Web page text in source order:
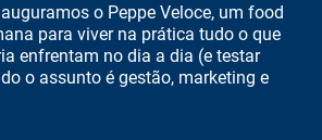
o Peppe Veloce, um food
para viver na prática tudo o que
enfrentam no dia a dia (e testar
o assunto é gestão, marketing e